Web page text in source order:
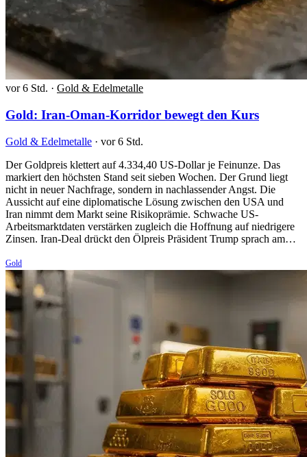
vor 6 Std. · Gold & Edelmetalle
Gold: Iran-Oman-Korridor bewegt den Kurs
Gold & Edelmetalle · vor 6 Std.
Der Goldpreis klettert auf 4.334,40 US-Dollar je Feinunze. Das
markiert den höchsten Stand seit sieben Wochen. Der Grund liegt
nicht in neuer Nachfrage, sondern in nachlassender Angst. Die
Aussicht auf eine diplomatische Lösung zwischen den USA und
Iran nimmt dem Markt seine Risikoprämie. Schwache US-
Arbeitsmarktdaten verstärken zugleich die Hoffnung auf niedrigere
Zinsen. Iran-Deal drückt den Ölpreis Präsident Trump sprach am…
Gold